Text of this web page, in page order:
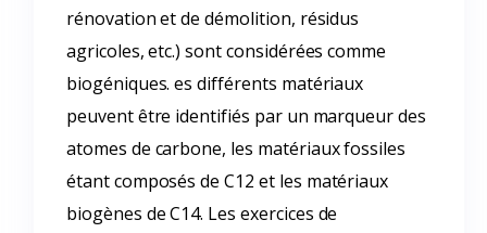
rénovation et de démolition, résidus
agricoles, etc.) sont considérées comme
biogéniques. es différents matériaux
peuvent être identifiés par un marqueur des
atomes de carbone, les matériaux fossiles
étant composés de C12 et les matériaux
biogènes de C14. Les exercices de